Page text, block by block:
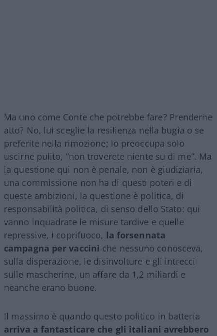
Ma uno come Conte che potrebbe fare? Prenderne
atto? No, lui sceglie la resilienza nella bugia o se
preferite nella rimozione; lo preoccupa solo
uscirne pulito, “non troverete niente su di me”. Ma
la questione qui non è penale, non è giudiziaria,
una commissione non ha di questi poteri e di
queste ambizioni, la questione è politica, di
responsabilità politica, di senso dello Stato: qui
vanno inquadrate le misure tardive e quelle
repressive, i coprifuoco, la forsennata
campagna per vaccini che nessuno conosceva,
sulla disperazione, le disinvolture e gli intrecci
sulle mascherine, un affare da 1,2 miliardi e
neanche erano buone.
Il massimo è quando questo politico in batteria
arriva a fantasticare che gli italiani avrebbero